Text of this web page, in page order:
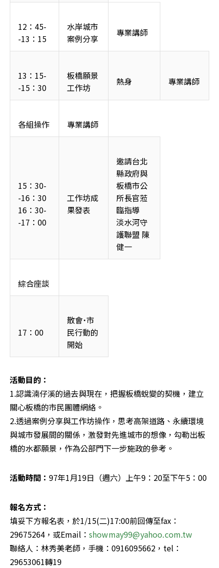
12：45-
-13：15
水岸城市
案例分享
專業講師
13：15-
-15：30
板橋願景
工作坊
熱身 專業講師
各組操作 專業講師
15：30-
-16：30
16：30-
-17：00
工作坊成
果發表
邀請台北
縣政府與
板橋市公
所長官蒞
臨指導
淡水河守
護聯盟 陳
健一
綜合座談
17：00
散會˙市
民行動的
開始
1.認識湳仔溪的過去與現在，把握板橋蛻變的契機，建立
關心板橋的市民團體網絡。
2.透過案例分享與工作坊操作，思考高架道路、永續環境
與城市發展間的關係，激發對先進城市的想像，勾勒出板
橋的水都願景，作為公部門下一步施政的參考。
活動時間： 97年1月19日（週六）上午9：20至下午5：00
報名方式：
填妥下方報名表，於1/15(二)17:00前回傳至fax：
29675264，或Email： showmay99@yahoo.com.tw
聯絡人：林秀美老師，手機：0916095662，tel：
29653061轉19